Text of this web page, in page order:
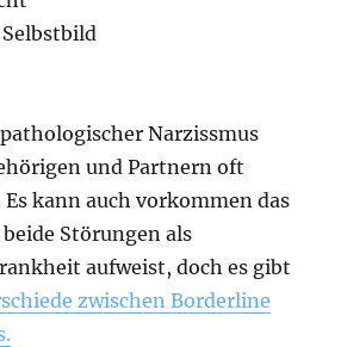
Narzissmus
und Partnern oft
kann auch vorkommen das
Störungen als
aufweist, doch es gibt
zwischen Borderline